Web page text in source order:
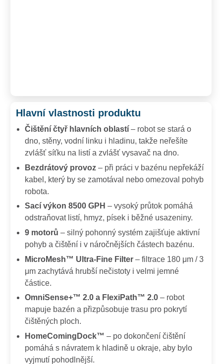
Hlavní vlastnosti produktu
Čištění čtyř hlavních oblastí – robot se stará o
dno, stěny, vodní linku i hladinu, takže neřešíte
zvlášť síťku na listí a zvlášť vysavač na dno.
Bezdrátový provoz – při práci v bazénu nepřekáží
kabel, který by se zamotával nebo omezoval pohyb
robota.
Sací výkon 8500 GPH – vysoký průtok pomáhá
odstraňovat listí, hmyz, písek i běžné usazeniny.
9 motorů – silný pohonný systém zajišťuje aktivní
pohyb a čištění i v náročnějších částech bazénu.
MicroMesh™ Ultra-Fine Filter – filtrace 180 μm / 3
μm zachytává hrubší nečistoty i velmi jemné
částice.
OmniSense+™ 2.0 a FlexiPath™ 2.0 – robot
mapuje bazén a přizpůsobuje trasu pro pokrytí
čištěných ploch.
HomeComingDock™ – po dokončení čištění
pomáhá s návratem k hladině u okraje, aby bylo
vyjmutí pohodlnější.